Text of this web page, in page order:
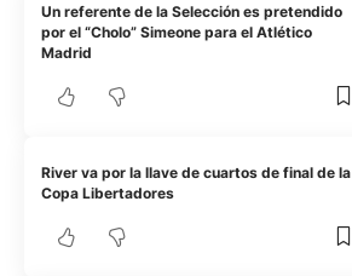
Un referente de la Selección es pretendido
por el “Cholo” Simeone para el Atlético
Madrid
River va por la llave de cuartos de final de la
Copa Libertadores